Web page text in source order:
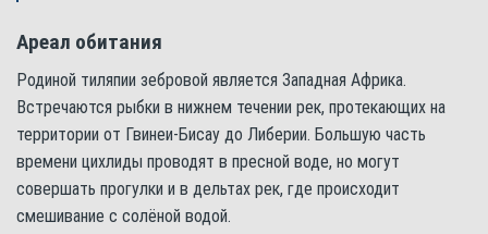
Ареал обитания
Родиной тиляпии зебровой является Западная Африка.
Встречаются рыбки в нижнем течении рек, протекающих на
территории от Гвинеи-Бисау до Либерии. Большую часть
времени цихлиды проводят в пресной воде, но могут
совершать прогулки и в дельтах рек, где происходит
смешивание с солёной водой.